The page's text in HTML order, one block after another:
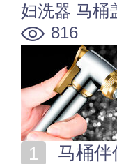
妇洗器 马桶
816
马桶